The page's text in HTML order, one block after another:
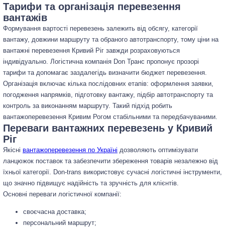
Тарифи та організація перевезення
вантажів
Формування вартості перевезень залежить від обсягу, категорії
вантажу, довжини маршруту та обраного автотранспорту, тому ціни на
вантажні перевезення Кривий Ріг завжди розраховуються
індивідуально. Логістична компанія Don Транс пропонує прозорі
тарифи та допомагає заздалегідь визначити бюджет перевезення.
Організація включає кілька послідовних етапів: оформлення заявки,
погодження напрямків, підготовку вантажу, підбір автотранспорту та
контроль за виконанням маршруту. Такий підхід робить
вантажоперевезення Кривим Рогом стабільними та передбачуваними.
Переваги вантажних перевезень у Кривий
Ріг
Якісні вантажоперевезення по Україні дозволяють оптимізувати
ланцюжок поставок та забезпечити збереження товарів незалежно від
їхньої категорії. Don-trans використовує сучасні логістичні інструменти,
що значно підвищує надійність та зручність для клієнтів.
Основні переваги логістичної компанії:
своєчасна доставка;
персональний маршрут;